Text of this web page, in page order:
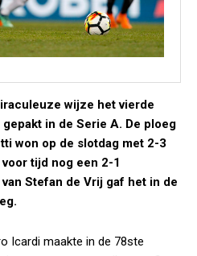
wijze het vierde
in de Serie A. De ploeg
won op de slotdag met 2-3
tijd nog een 2-1
Stefan de Vrij gaf het in de
Icardi maakte in de 78ste